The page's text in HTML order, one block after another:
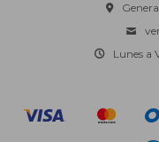
Lunes a